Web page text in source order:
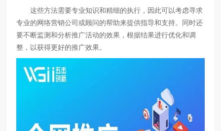
这些方法需要专业知识和精细的执行，因此可以考虑寻求
专业的网络营销公司或顾问的帮助来提供指导和支持。同时还
要不断监测和分析推广活动的效果，根据结果进行优化和调
整，以获得更好的推广效果。